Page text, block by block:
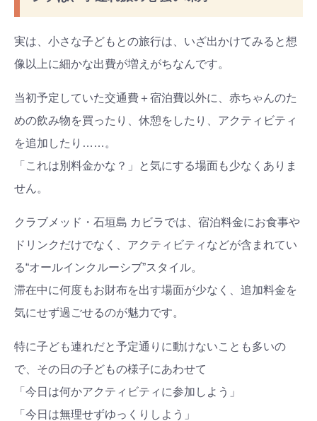
実は、小さな子どもとの旅行は、いざ出かけてみると想
像以上に細かな出費が増えがちなんです。
当初予定していた交通費＋宿泊費以外に、赤ちゃんのた
めの飲み物を買ったり、休憩をしたり、アクティビティ
を追加したり……。
「これは別料金かな？」と気にする場面も少なくありま
せん。
クラブメッド・石垣島 カビラでは、宿泊料金にお食事や
ドリンクだけでなく、アクティビティなどが含まれてい
る“オールインクルーシブ”スタイル。
滞在中に何度もお財布を出す場面が少なく、追加料金を
気にせず過ごせるのが魅力です。
特に子ども連れだと予定通りに動けないことも多いの
で、その日の子どもの様子にあわせて
「今日は何かアクティビティに参加しよう」
「今日は無理せずゆっくりしよう」